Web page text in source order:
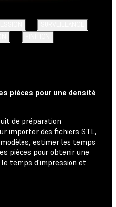
pièces pour une densité
de préparation
importer des fichiers STL,
estimer les temps
pièces pour obtenir une
le temps d'impression et